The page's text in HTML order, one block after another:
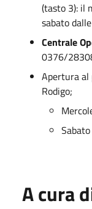
(tasto 3): il
sabato
Centrale
0376/
Apertura al
Rodigo;
A cura